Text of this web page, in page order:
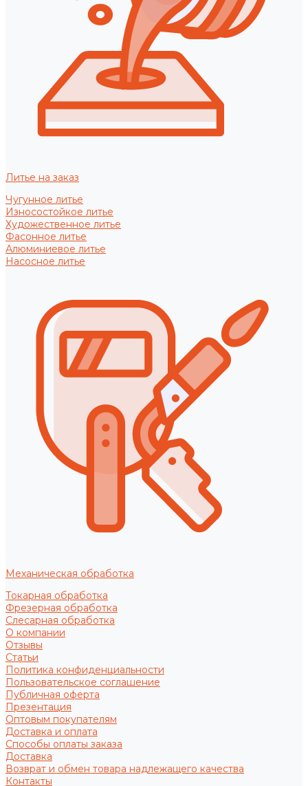
Литье на заказ
Чугунное литье
Износостойкое литье
Художественное литье
Фасонное литье
Алюминиевое литье
Насосное литье
Механическая обработка
Токарная обработка
Фрезерная обработка
Слесарная обработка
О компании
Отзывы
Статьи
Политика конфиденциальности
Пользовательское соглашение
Публичная оферта
Презентация
Оптовым покупателям
Доставка и оплата
Способы оплаты заказа
Доставка
Возврат и обмен товара надлежащего качества
Контакты